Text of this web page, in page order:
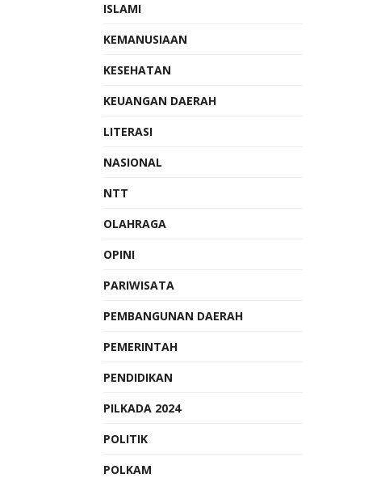
ISLAMI
KEMANUSIAAN
KESEHATAN
KEUANGAN DAERAH
LITERASI
NASIONAL
NTT
OLAHRAGA
OPINI
PARIWISATA
PEMBANGUNAN DAERAH
PEMERINTAH
PENDIDIKAN
PILKADA 2024
POLITIK
POLKAM